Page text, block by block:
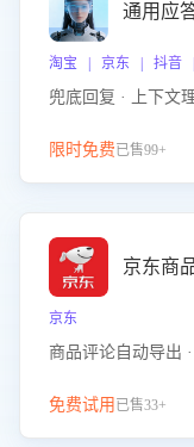
通用应
淘宝 | 京东 | 抖音
兜底回复 · 上下文
限时免费已售99+
京东商
京东
商品评论自动导出
免费试用 已售33+